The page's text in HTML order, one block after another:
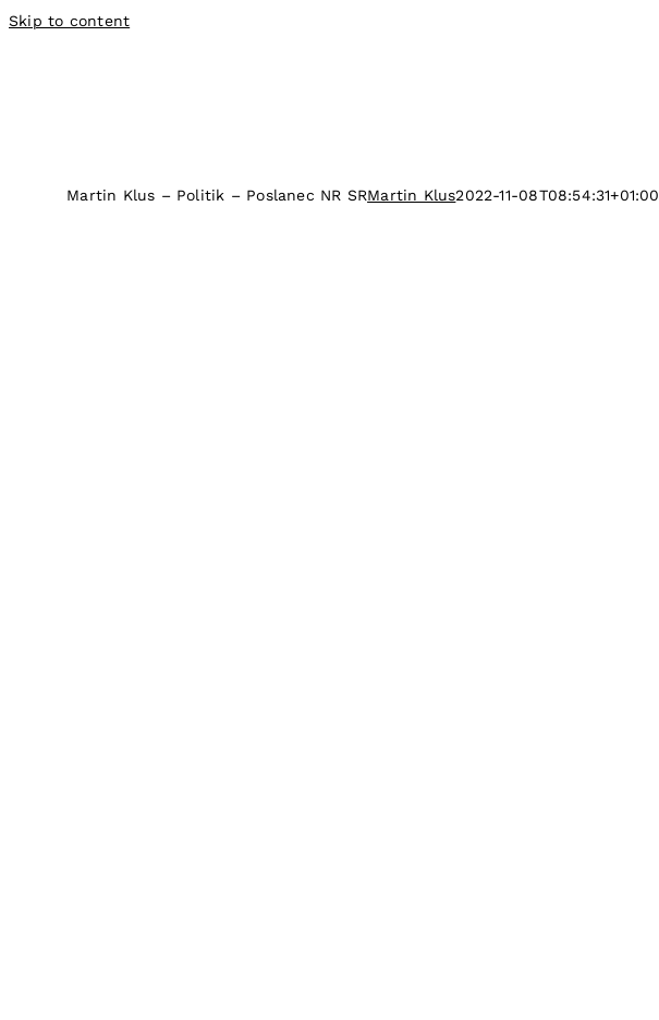
Skip to content
Martin Klus – Politik – Poslanec NR SRMartin Klus2022-11-08T08:54:31+01:00